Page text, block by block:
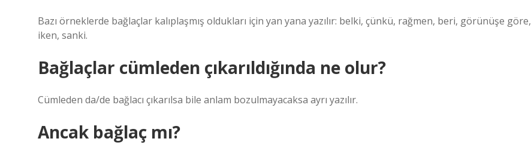
Bazı örneklerde bağlaçlar kalıplaşmış oldukları için yan yana yazılır: belki, çünkü, rağmen, beri, görünüşe göre,
iken, sanki.
Bağlaçlar cümleden çıkarıldığında ne olur?
Cümleden da/de bağlacı çıkarılsa bile anlam bozulmayacaksa ayrı yazılır.
Ancak bağlaç mı?